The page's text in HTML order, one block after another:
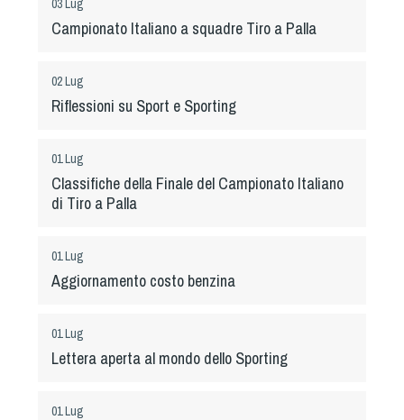
03 Lug
Campionato Italiano a squadre Tiro a Palla
02 Lug
Riflessioni su Sport e Sporting
01 Lug
Classifiche della Finale del Campionato Italiano
di Tiro a Palla
01 Lug
Aggiornamento costo benzina
01 Lug
Lettera aperta al mondo dello Sporting
01 Lug